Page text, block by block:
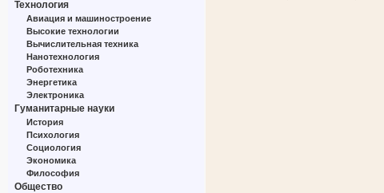
Технология
Авиация и машиностроение
Высокие технологии
Вычислительная техника
Нанотехнология
Роботехника
Энергетика
Электроника
Гуманитарные науки
История
Психология
Социология
Экономика
Философия
Общество